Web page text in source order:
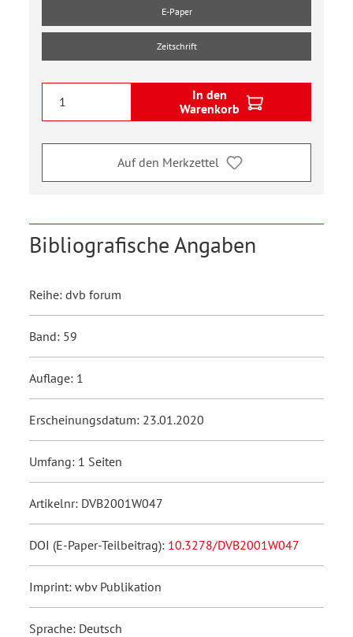
E-Paper
Zeitschrift
In den
Warenkorb
Auf den Merkzettel
Bibliografische Angaben
Reihe: dvb forum
Band: 59
Auflage: 1
Erscheinungsdatum: 23.01.2020
Umfang: 1 Seiten
Artikelnr: DVB2001W047
DOI (E-Paper-Teilbeitrag): 10.3278/DVB2001W047
Imprint: wbv Publikation
Sprache: Deutsch